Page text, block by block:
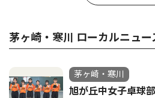
茅ヶ崎・寒川 ローカルニュ
茅ヶ崎・寒川
旭が丘中女子卓球